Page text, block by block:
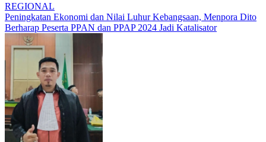
REGIONAL
Peningkatan Ekonomi dan Nilai Luhur Kebangsaan, Menpora Dito
Berharap Peserta PPAN dan PPAP 2024 Jadi Katalisator